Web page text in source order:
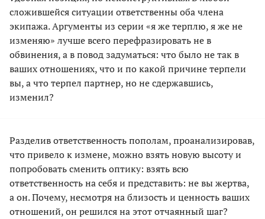
сложившейся ситуации ответственны оба члена
экипажа. Аргументы из серии «я же терплю, я же не
изменяю» лучше всего перефразировать не в
обвинения, а в повод задуматься: что было не так в
ваших отношениях, что и по какой причине терпели
вы, а что терпел партнер, но не сдержавшись,
изменил?
Разделив ответственность пополам, проанализировав,
что привело к измене, можно взять новую высоту и
попробовать сменить оптику: взять всю
ответственность на себя и представить: не вы жертва,
а он. Почему, несмотря на близость и ценность ваших
отношений, он решился на этот отчаянный шаг?